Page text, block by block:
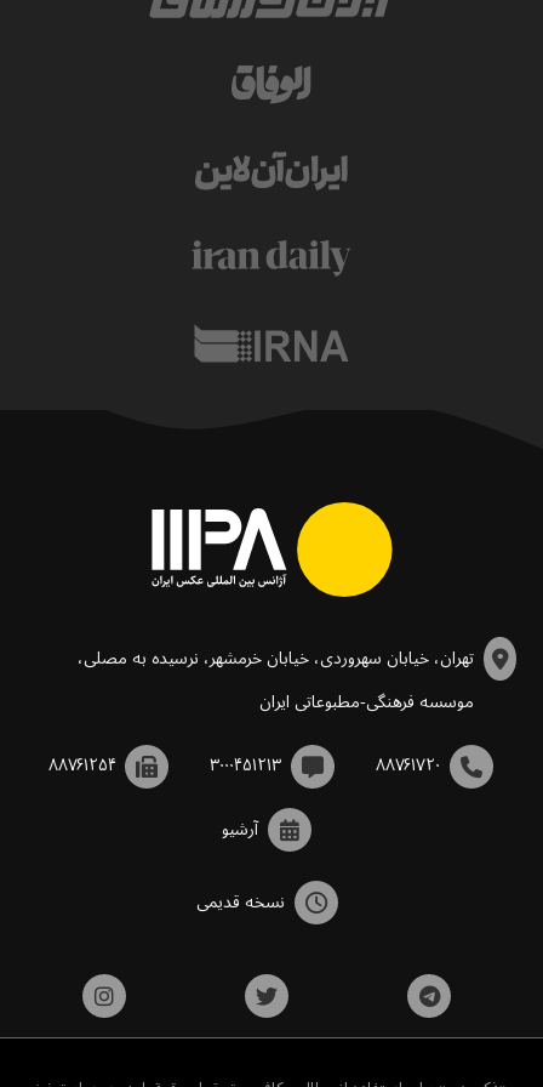
تهران، خیابان سهروردی، خیابان خرمشهر، نرسیده به مصلی،
موسسه فرهنگی-مطبوعاتی ایران
۸۸۷۶۱۷۲۰ ۳۰۰۰۴۵۱۲۱۳ ۸۸۷۶۱۲۵۴
آرشیو
نسخه قدیمی